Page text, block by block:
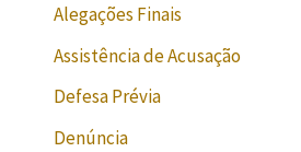
Alegações Finais
Assistência de Acusação
Defesa Prévia
Denúncia